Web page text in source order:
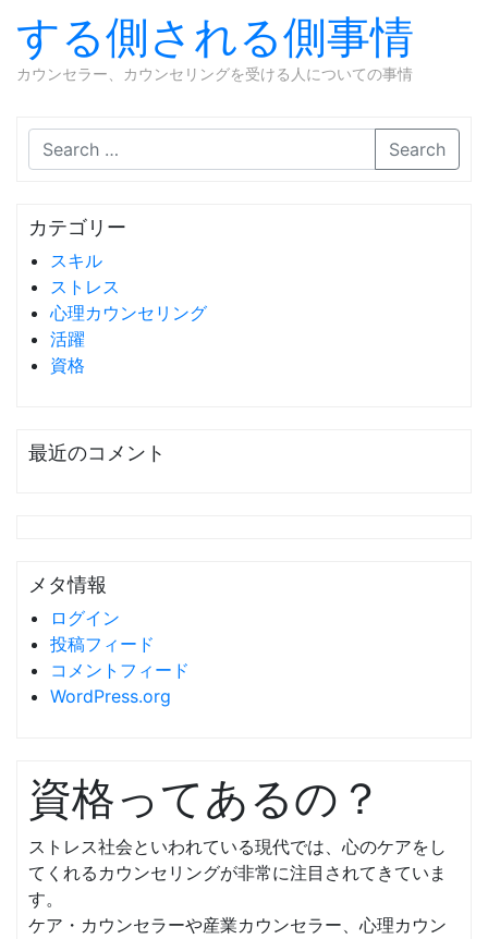
する側される側事情
カウンセラー、カウンセリングを受ける人についての事情
Search
カテゴリー
スキル
ストレス
心理カウンセリング
活躍
資格
最近のコメント
メタ情報
ログイン
投稿フィード
コメントフィード
WordPress.org
資格ってあるの？
ストレス社会といわれている現代では、心のケアをし
てくれるカウンセリングが非常に注目されてきていま
す。
ケア・カウンセラーや産業カウンセラー、心理カウン